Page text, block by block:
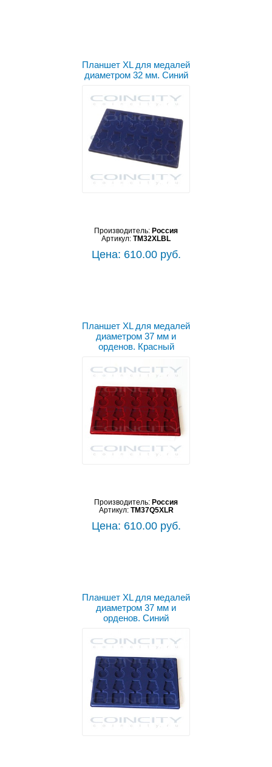
Планшет XL для медалей
диаметром 32 мм. Синий
Производитель: Россия
Артикул: TM32XLBL
Цена: 610.00 руб.
Планшет XL для медалей
диаметром 37 мм и
орденов. Красный
Производитель: Россия
Артикул: TM37Q5XLR
Цена: 610.00 руб.
Планшет XL для медалей
диаметром 37 мм и
орденов. Синий